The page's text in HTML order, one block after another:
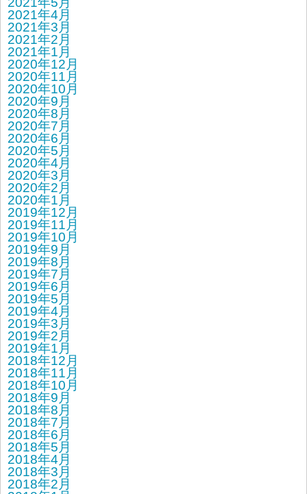
2021年4月
2021年3月
2021年2月
2021年1月
2020年12月
2020年11月
2020年10月
2020年9月
2020年8月
2020年7月
2020年6月
2020年5月
2020年4月
2020年3月
2020年2月
2020年1月
2019年12月
2019年11月
2019年10月
2019年9月
2019年8月
2019年7月
2019年6月
2019年5月
2019年4月
2019年3月
2019年2月
2019年1月
2018年12月
2018年11月
2018年10月
2018年9月
2018年8月
2018年7月
2018年6月
2018年5月
2018年4月
2018年3月
2018年2月